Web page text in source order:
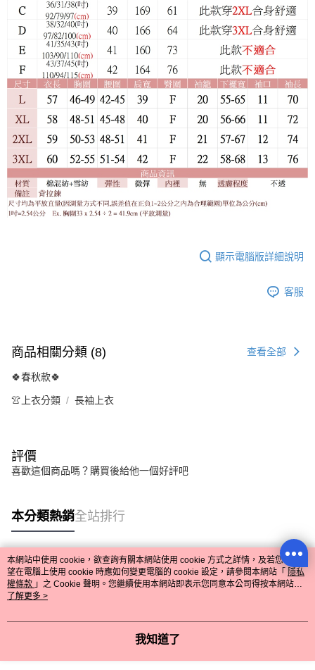
顯示電腦版詳細說明
客服
商品相關分類 (8) 查看全部
🍀春秋款🍀
👚上衣分類 長袖上衣
評價
喜歡這個商品嗎？購買後給他一個好評吧
本分類熱銷全站排行
熱門標籤
本網站中使用 cookie，欲查詢有關本網站使用 cookie 方式之詳情，及若您不希
望在電腦上使用 cookie 時應如何變更電腦的 cookie 設定，請參閱本網站「 隱私
權條款 」之 Cookie 聲明。您繼續使用本網站即表示您同意本公司得按本網站使
用條款之 Cookie 聲明使用 cookie。
了解更多 >
我知道了